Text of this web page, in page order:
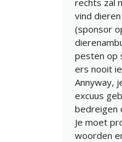
vind
(sponsor
pesten op
ers nooit
Annyway,
excuus
bedreigen
Je moet
woorden